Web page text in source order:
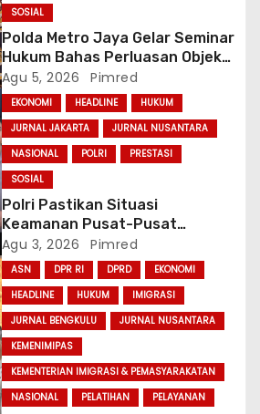
SOSIAL
Polda Metro Jaya Gelar Seminar
Hukum Bahas Perluasan Objek
Praperadilan dalam KUHAP Baru
Agu 5, 2026 Pimred
EKONOMI HEADLINE
HUKUM
JURNAL JAKARTA
JURNAL NUSANTARA
NASIONAL
POLRI
PRESTASI
SOSIAL
Polri Pastikan Situasi
Keamanan Pusat-Pusat
Ekonomi Nasional Tetap
Kondusif
Agu 3, 2026 Pimred
ASN DPR RI DPRD
EKONOMI
HEADLINE
HUKUM
IMIGRASI
JURNAL BENGKULU
JURNAL NUSANTARA
KEMENIMIPAS
KEMENTERIAN IMIGRASI & PEMASYARAKATAN
NASIONAL
PELATIHAN PELAYANAN